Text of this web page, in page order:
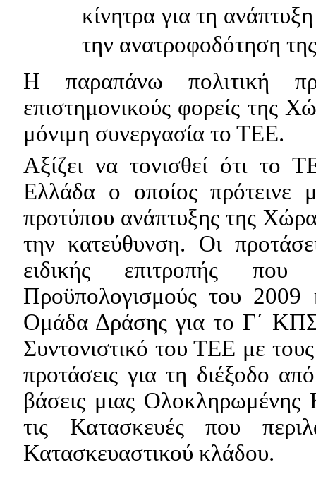
κίνητρα για τη
την ανατροφοδότηση
Η παραπάνω πολιτική
επιστημονικούς φορείς της
μόνιμη συνεργασία το ΤΕΕ.
Αξίζει να τονισθεί ότι το
Ελλάδα ο οποίος πρότεινε
προτύπου ανάπτυξης της
την κατεύθυνση. Οι
ειδικής επιτροπής
Προϋπολογισμούς του 2009
Ομάδα Δράσης για το Γ΄
Συντονιστικό του ΤΕΕ με
προτάσεις για τη διέξοδο
βάσεις μιας Ολοκληρωμένης
τις Κατασκευές που
Κατασκευαστικού κλάδου.